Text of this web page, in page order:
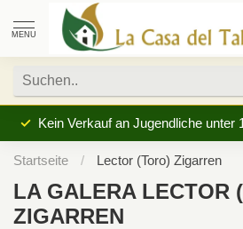
MENU
Kein Verkauf an Jugendliche unter
Startseite / Lector (Toro) Zigarren
LA GALERA LECTOR
ZIGARREN